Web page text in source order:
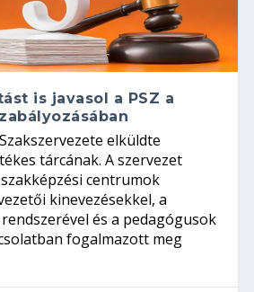
is javasol a PSZ a
elküldte
tárcának. A szervezet
centrumok
kinevezésekkel, a
és a pedagógusok
fogalmazott meg